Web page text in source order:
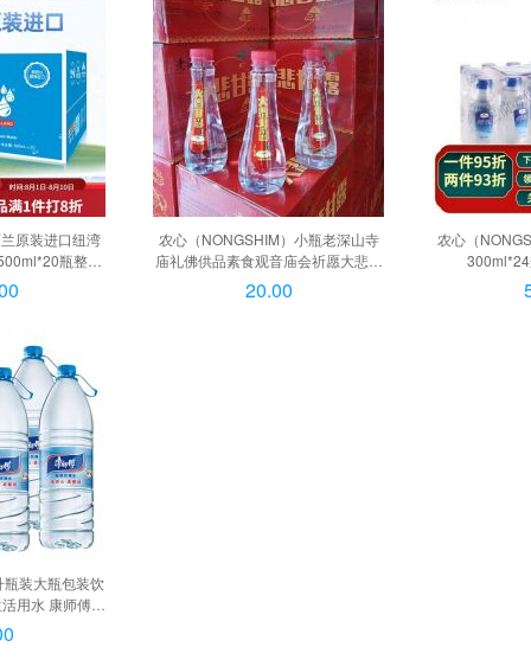
原装进口纽湾
瓶整箱
*1箱, 10L*1箱
农心（NONGSHIM）小瓶老深山寺
庙礼佛供品素食观音庙会祈愿大悲水
灵验圣水清净甘露 260ml*9瓶,
260ml*12瓶
20.00
农心（
装大瓶包装饮
用水 康师傅饮
, 康师傅饮用